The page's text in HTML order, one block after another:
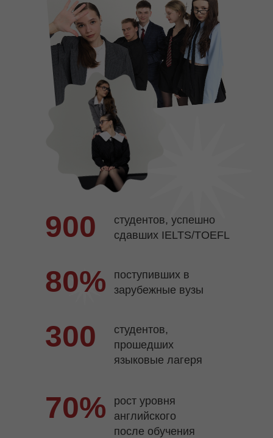
900
студентов, успешно
сдавших IELTS/TOEFL
80%
поступивших в
зарубежные вузы
300
студентов,
прошедших
языковые лагеря
70%
рост уровня
английского
после обучения